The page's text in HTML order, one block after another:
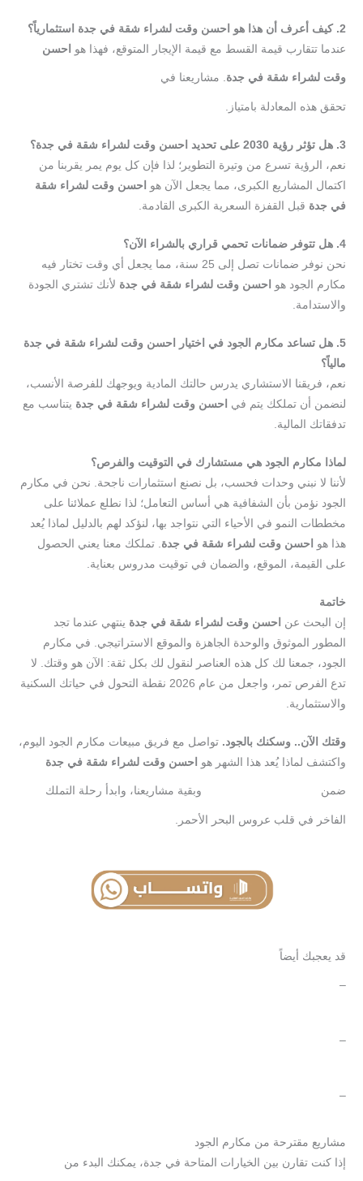
2. كيف أعرف أن هذا هو احسن وقت لشراء شقة في جدة استثمارياً؟
عندما تتقارب قيمة القسط مع قيمة الإيجار المتوقع، فهذا هو
احسن
وقت لشراء شقة في جدة . مشاريعنا في
تحقق هذه المعادلة بامتياز.
3. هل تؤثر رؤية 2030 على تحديد احسن وقت لشراء شقة في جدة؟
نعم، الرؤية تسرع من وتيرة التطوير؛ لذا فإن كل يوم يمر يقربنا من
اكتمال المشاريع الكبرى، مما يجعل الآن هو
احسن وقت لشراء شقة
في جدة قبل القفزة السعرية الكبرى القادمة.
4. هل تتوفر ضمانات تحمي قراري بالشراء الآن؟
نحن نوفر ضمانات تصل إلى 25 سنة، مما يجعل أي وقت تختار فيه
مكارم الجود هو
احسن وقت لشراء شقة في جدة لأنك تشتري الجودة
والاستدامة.
5. هل تساعد مكارم الجود في اختيار احسن وقت لشراء شقة في جدة
مالياً؟
نعم، فريقنا الاستشاري يدرس حالتك المادية ويوجهك للفرصة الأنسب،
لنضمن أن تملكك يتم في
احسن وقت لشراء شقة في جدة يتناسب مع
تدفقاتك المالية.
لماذا مكارم الجود هي مستشارك في التوقيت والفرص؟
لأننا لا نبني وحدات فحسب، بل نصنع استثمارات ناجحة. نحن في مكارم
الجود نؤمن بأن الشفافية هي أساس التعامل؛ لذا نطلع عملائنا على
مخططات النمو في الأحياء التي نتواجد بها، لنؤكد لهم بالدليل لماذا يُعد
هذا هو
احسن وقت لشراء شقة في جدة . تملكك معنا يعني الحصول
على القيمة، الموقع، والضمان في توقيت مدروس بعناية.
خاتمة
إن البحث عن
احسن وقت لشراء شقة في جدة ينتهي عندما تجد
المطور الموثوق والوحدة الجاهزة والموقع الاستراتيجي. في مكارم
الجود، جمعنا لك كل هذه العناصر لنقول لك بكل ثقة: الآن هو وقتك. لا
تدع الفرص تمر، واجعل من عام 2026 نقطة التحول في حياتك السكنية
والاستثمارية.
وقتك الآن..وسكنك بالجود. تواصل مع فريق مبيعات مكارم الجود اليوم،
واكتشف لماذا يُعد هذا الشهر هو
احسن وقت لشراء شقة في جدة
ضمن وبقية مشاريعنا، وابدأ رحلة التملك
الفاخر في قلب عروس البحر الأحمر.
قد يعجبك أيضاً
–
–
–
مشاريع مقترحة من مكارم الجود
إذا كنت تقارن بين الخيارات المتاحة في جدة، يمكنك البدء من